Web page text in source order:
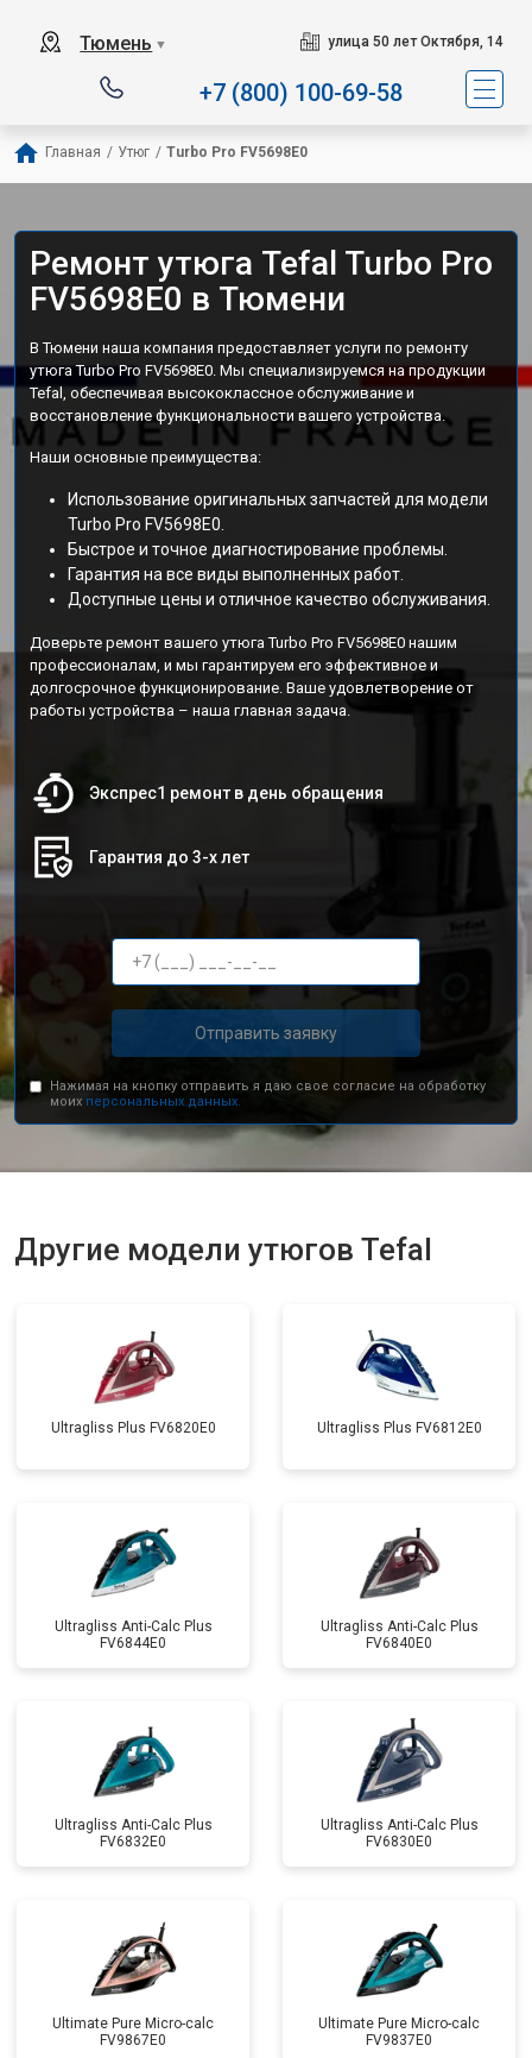
Тюмень ▼ улица 50 лет Октября, 14
+7 (800) 100-69-58
Главная / Утюг / Turbo Pro FV5698E0
Ремонт утюга Tefal Turbo Pro
FV5698E0 в Тюмени
В Тюмени наша компания предоставляет услуги по ремонту
утюга Turbo Pro FV5698E0. Мы специализируемся на продукции
Tefal, обеспечивая высококлассное обслуживание и
восстановление функциональности вашего устройства.
Наши основные преимущества:
Использование оригинальных запчастей для модели
Turbo Pro FV5698E0.
Быстрое и точное диагностирование проблемы.
Гарантия на все виды выполненных работ.
Доступные цены и отличное качество обслуживания.
Доверьте ремонт вашего утюга Turbo Pro FV5698E0 нашим
профессионалам, и мы гарантируем его эффективное и
долгосрочное функционирование. Ваше удовлетворение от
работы устройства – наша главная задача.
Экспрес1 ремонт в день обращения
Гарантия до 3-х лет
Отправить заявку
Нажимая на кнопку отправить я даю свое согласие на обработку
моих персональных данных.
Другие модели утюгов Tefal
Ultragliss Plus FV6820E0 Ultragliss Plus FV6812E0
Ultragliss Anti-Calc Plus
FV6844E0
Ultragliss Anti-Calc Plus
FV6840E0
Ultragliss Anti-Calc Plus
FV6832E0
Ultragliss Anti-Calc Plus
FV6830E0
Ultimate Pure Micro-calc
FV9867E0
Ultimate Pure Micro-calc
FV9837E0